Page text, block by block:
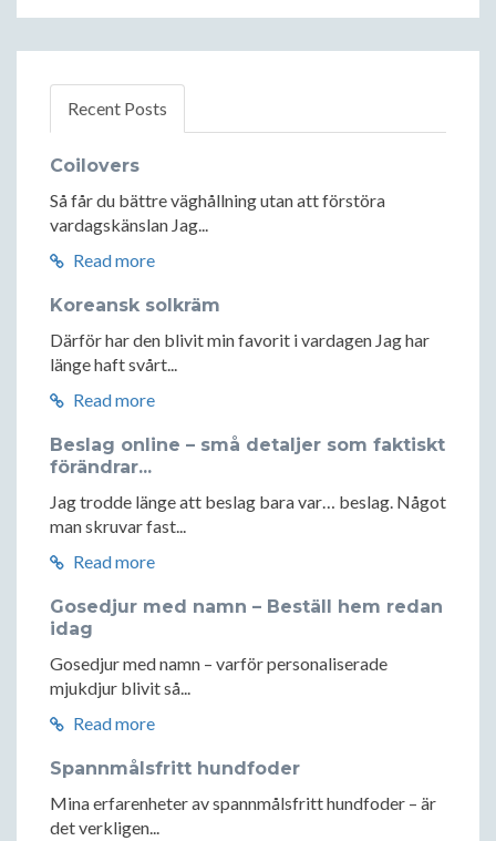
Recent Posts
Coilovers
Så får du bättre väghållning utan att förstöra
vardagskänslan Jag...
Read more
Koreansk solkräm
Därför har den blivit min favorit i vardagen Jag har
länge haft svårt...
Read more
Beslag online – små detaljer som faktiskt
förändrar...
Jag trodde länge att beslag bara var… beslag. Något
man skruvar fast...
Read more
Gosedjur med namn – Beställ hem redan
idag
Gosedjur med namn – varför personaliserade
mjukdjur blivit så...
Read more
Spannmålsfritt hundfoder
Mina erfarenheter av spannmålsfritt hundfoder – är
det verkligen...